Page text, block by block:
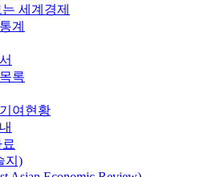
세계경제
계
록
여현황
지)